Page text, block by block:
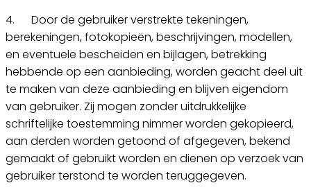
4. Door de gebruiker verstrekte tekeningen,
berekeningen, fotokopieën, beschrijvingen, modellen,
en eventuele bescheiden en bijlagen, betrekking
hebbende op een aanbieding, worden geacht deel uit
te maken van deze aanbieding en blijven eigendom
van gebruiker. Zij mogen zonder uitdrukkelijke
schriftelijke toestemming nimmer worden gekopieerd,
aan derden worden getoond of afgegeven, bekend
gemaakt of gebruikt worden en dienen op verzoek van
gebruiker terstond te worden teruggegeven.